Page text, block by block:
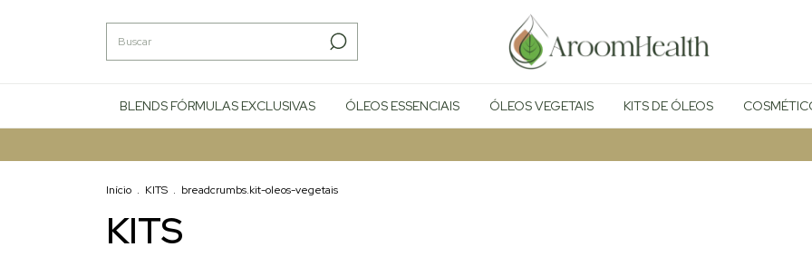
BLENDS FÓRMULAS EXCLUSIVAS ÓLEOS ESSENCIAIS ÓLEOS VEGETAIS KITS DE ÓLEOS
Início . KITS . breadcrumbs.kit-oleos-vegetais
KITS